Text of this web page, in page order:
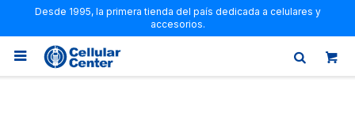
Desde 1995, la primera tienda del país dedicada a celulares y
accesorios.
